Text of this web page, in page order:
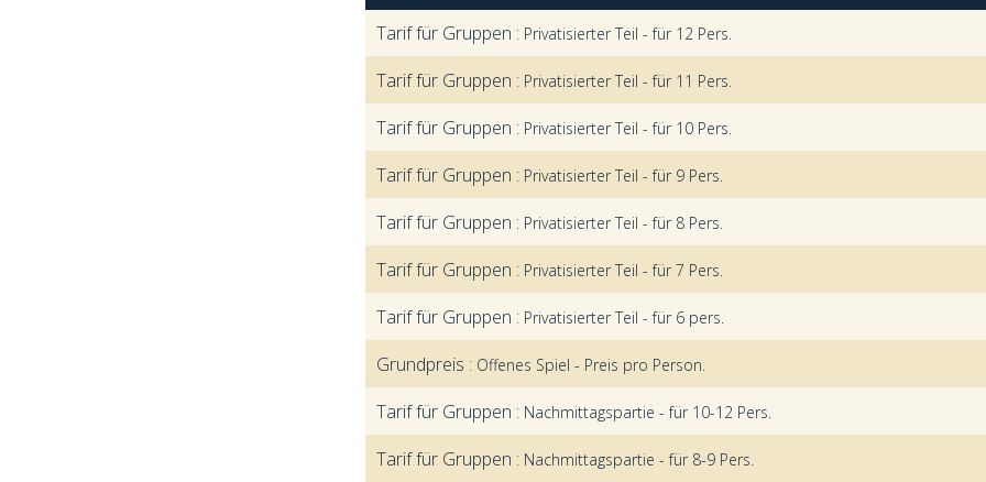
Tarif für Gruppen : Privatisierter Teil - für 12 Pers.
Tarif für Gruppen : Privatisierter Teil - für 11 Pers.
Tarif für Gruppen : Privatisierter Teil - für 10 Pers.
Tarif für Gruppen : Privatisierter Teil - für 9 Pers.
Tarif für Gruppen : Privatisierter Teil - für 8 Pers.
Tarif für Gruppen : Privatisierter Teil - für 7 Pers.
Tarif für Gruppen : Privatisierter Teil - für 6 pers.
Grundpreis : Offenes Spiel - Preis pro Person.
Tarif für Gruppen : Nachmittagspartie - für 10-12 Pers.
Tarif für Gruppen : Nachmittagspartie - für 8-9 Pers.